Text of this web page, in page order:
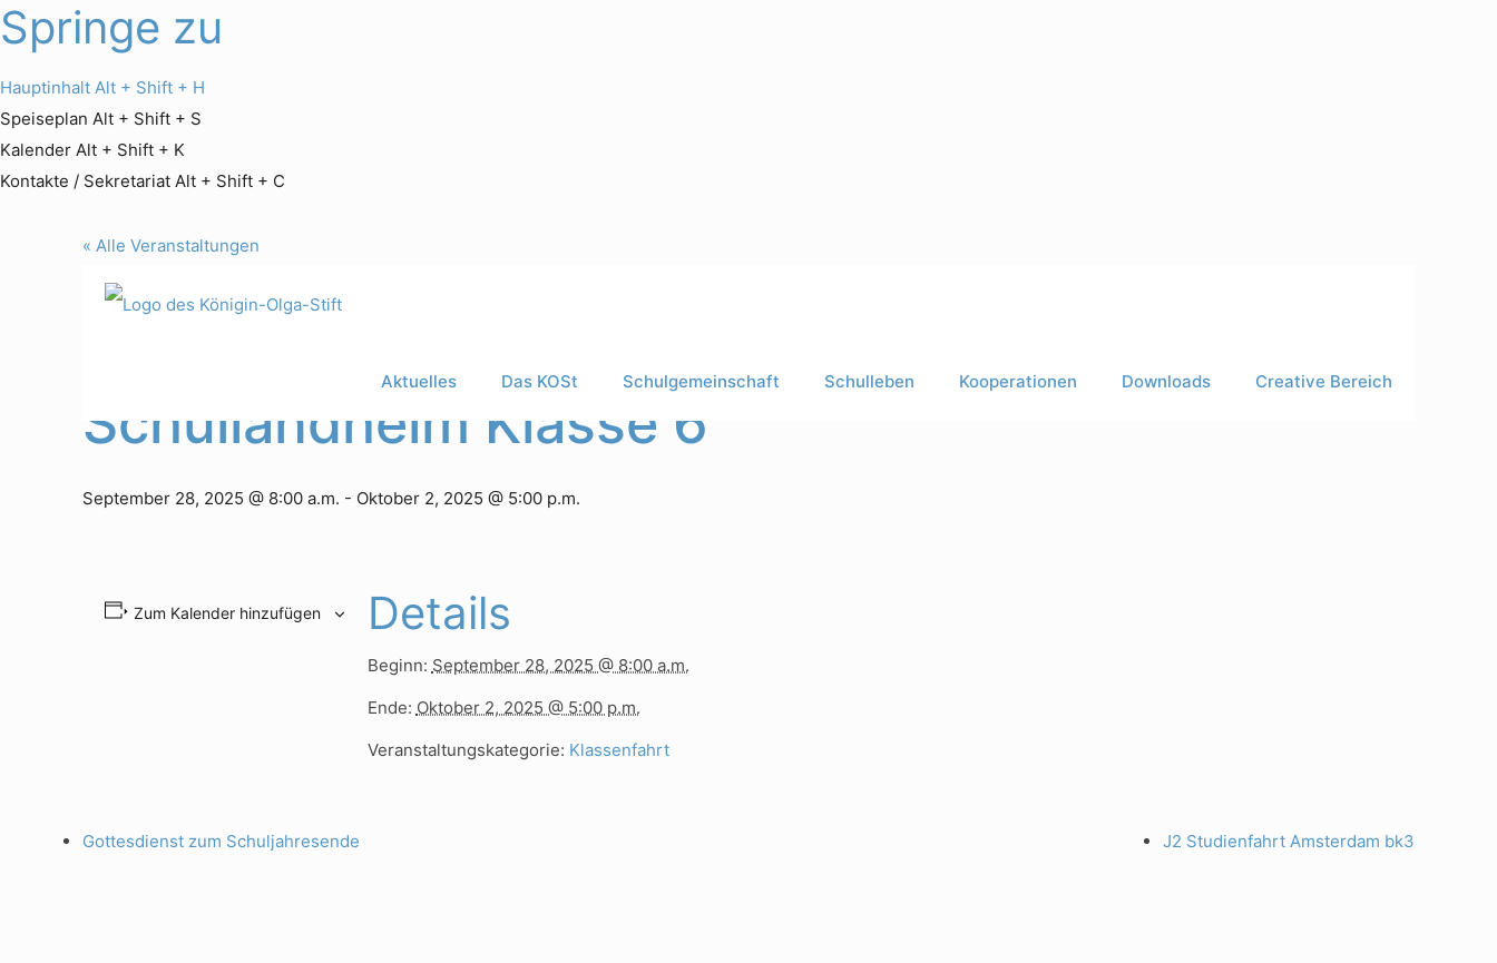
Springe zu
Hauptinhalt Alt + Shift + H
Speiseplan Alt + Shift + S
Kalender Alt + Shift + K
Kontakte / Sekretariat Alt + Shift + C
Aktuelles Das KOSt Schulgemeinschaft Schulleben Kooperationen Downloads Creative Bereich
« Alle Veranstaltungen
Diese Veranstaltung hat bereits stattgefunden.
Schullandheim Klasse 6
September 28, 2025 @ 8:00 a.m. - Oktober 2, 2025 @ 5:00 p.m.
Zum Kalender hinzufügen Details
Beginn: September 28, 2025 @ 8:00 a.m.
Ende: Oktober 2, 2025 @ 5:00 p.m.
Veranstaltungskategorie: Klassenfahrt
Gottesdienst zum Schuljahresende J2 Studienfahrt Amsterdam bk3